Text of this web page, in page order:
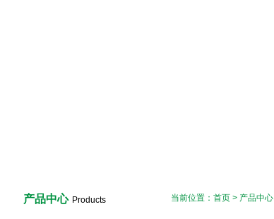
产品中心 Products 当前位置： 首页 > 产品中心